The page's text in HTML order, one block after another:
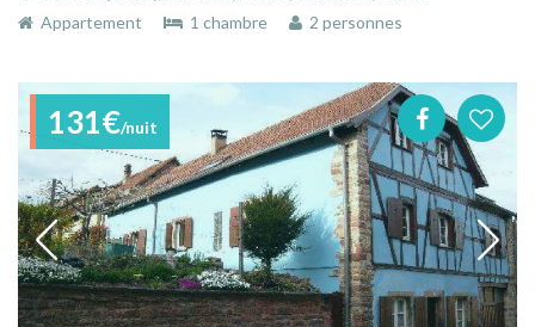
Appartement
1 chambre 2 personnes
131€/nuit